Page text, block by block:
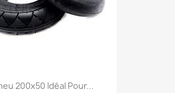
200x50 Idéal Pour...